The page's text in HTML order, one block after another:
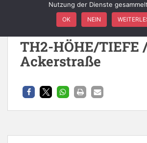
Einheit:LE Hennef
TH2-HÖHE/TIEFE
Ackerstraße
Nutzung der Dienste
OK NEIN